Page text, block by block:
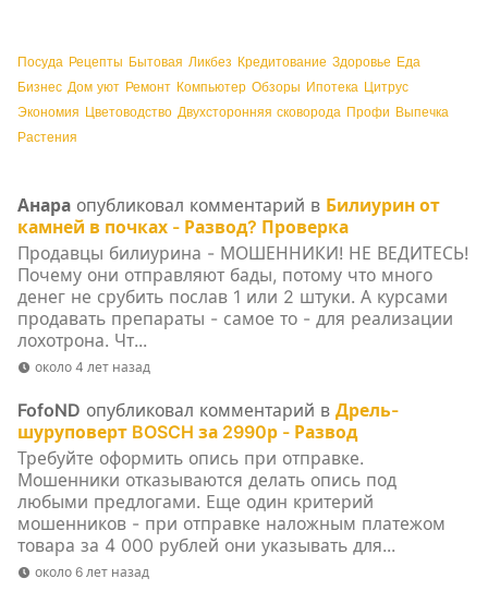
Посуда Рецепты Бытовая Ликбез Кредитование Здоровье Еда
Бизнес Дом уют Ремонт Компьютер Обзоры Ипотека Цитрус
Экономия Цветоводство Двухсторонняя сковорода Профи Выпечка
Растения
Анара опубликовал комментарий в Билиурин от
камней в почках - Развод? Проверка
Продавцы билиурина - МОШЕННИКИ! НЕ ВЕДИТЕСЬ!
Почему они отправляют бады, потому что много
денег не срубить послав 1 или 2 штуки. А курсами
продавать препараты - самое то - для реализации
лохотрона. Чт...
около 4 лет назад
FofoND опубликовал комментарий вДрель-
шуруповерт BOSCH за 2990р - Развод
Требуйте оформить опись при отправке.
Мошенники отказываются делать опись под
любыми предлогами. Еще один критерий
мошенников - при отправке наложным платежом
товара за 4 000 рублей они указывать для...
около 6 лет назад